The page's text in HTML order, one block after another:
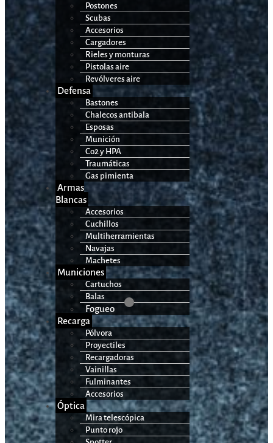
Postones
Scubas
Accesorios
Cargadores
Rieles y monturas
Pistolas aire
Revólveres aire
Defensa
Bastones
Chalecos antibala
Esposas
Munición
Co2 y HPA
Traumáticas
Gas pimienta
Armas
Blancas
Accesorios
Cuchillos
Multiherramientas
Navajas
Machetes
Municiones
Cartuchos
Balas
Fogueo
Recarga
Pólvora
Proyectiles
Recargadoras
Vainillas
Fulminantes
Accesorios
Óptica
Mira telescópica
Punto rojo